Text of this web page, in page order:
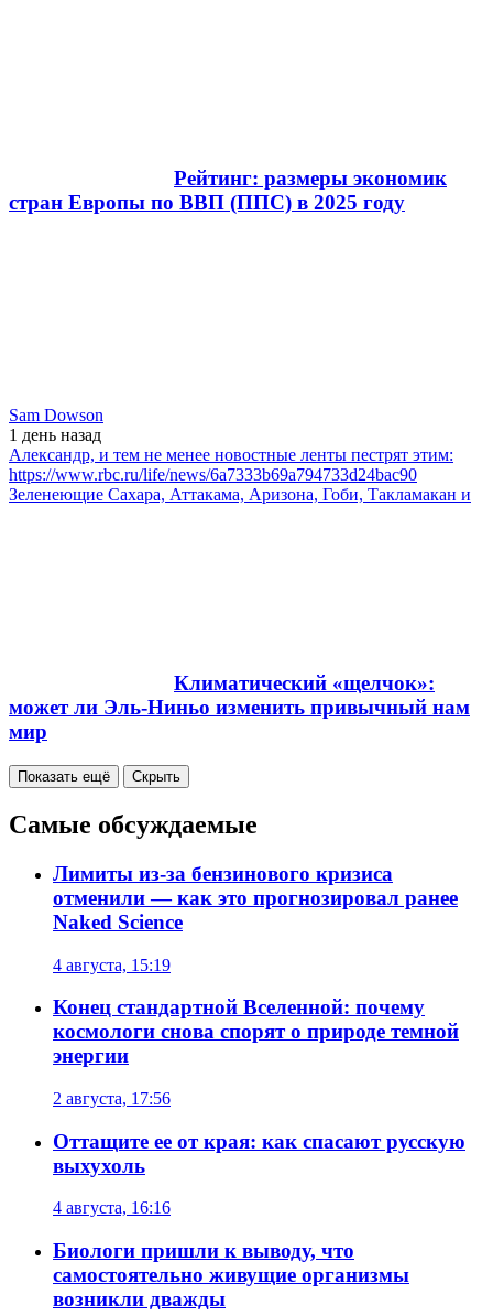
Рейтинг: размеры экономик
стран Европы по ВВП (ППС) в 2025 году
Sam Dowson
1 день назад
Александр, и тем не менее новостные ленты пестрят этим:
https://www.rbc.ru/life/news/6a7333b69a794733d24bac90
Зеленеющие Сахара, Аттакама, Аризона, Гоби, Такламакан и
Климатический «щелчок»:
может ли Эль-Ниньо изменить привычный нам
мир
Показать ещё Скрыть
Самые обсуждаемые
Лимиты из-за бензинового кризиса
отменили — как это прогнозировал ранее
Naked Science
4 августа, 15:19
Конец стандартной Вселенной: почему
космологи снова спорят о природе темной
энергии
2 августа, 17:56
Оттащите ее от края: как спасают русскую
выхухоль
4 августа, 16:16
Биологи пришли к выводу, что
самостоятельно живущие организмы
возникли дважды